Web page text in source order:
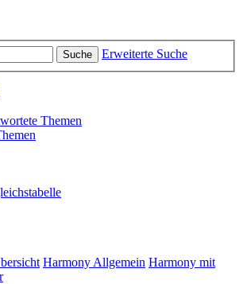
Suche Erweiterte Suche
Themen
Harmony Allgemein Harmony mit